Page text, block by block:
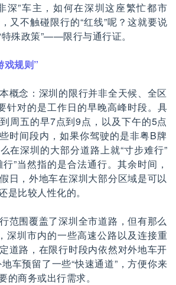
深”车主，如何在深圳这座繁忙都市
又不触碰限行的“红线”呢？这就要说
殊政策”——限行与通行证。
戏规则”
概念：深圳的限行并非全天候、全区
针对的是工作日的早晚高峰时段。具
周五的早7点到9点，以及下午的5点
时间段内，如果你驾驶的是非粤B牌
在深圳的大部分道路上就“寸步难行”
”当然指的是合法通行。其余时间，
日，外地车在深圳大部分区域是可以
是比较人性化的。
范围覆盖了深圳全市道路，但有那么
深圳市内的一些高速公路以及连接重
道路，在限行时段内依然对外地车开
车预留了一些“快速通道”，方便你来
的商务或出行需求。